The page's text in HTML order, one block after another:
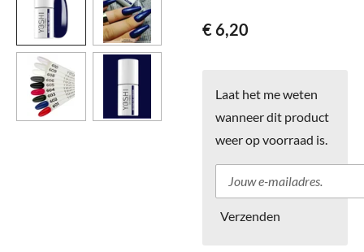
€ 6,20
Laat het me weten
wanneer dit product
weer op voorraad is.
Verzenden